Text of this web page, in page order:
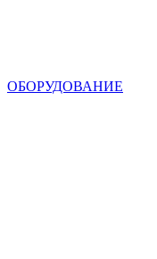
ОБОРУДОВАНИЕ